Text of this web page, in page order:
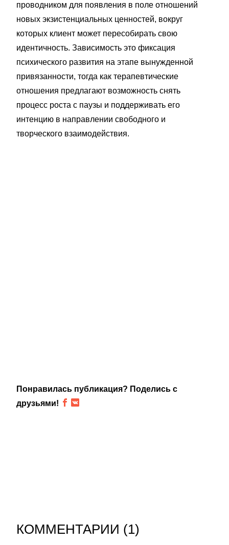
проводником для появления в поле отношений
новых экзистенциальных ценностей, вокруг
которых клиент может пересобирать свою
идентичность. Зависимость это фиксация
психического развития на этапе вынужденной
привязанности, тогда как терапевтические
отношения предлагают возможность снять
процесс роста с паузы и поддерживать его
интенцию в направлении свободного и
творческого взаимодействия.
Понравилась публикация? Поделись с
друзьями!
КОММЕНТАРИИ (1)